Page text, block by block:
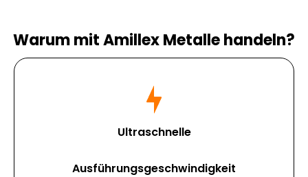
Warum mit Amillex Metalle handeln?
Ultraschnelle
Ausführungsgeschwindigkeit